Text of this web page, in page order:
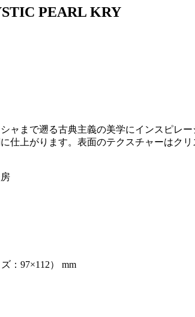
PEARL KRY
ャまで遡る古典主義の美学にインスピレ
仕上がります。表面のテクスチャーはク
：97×112） mm